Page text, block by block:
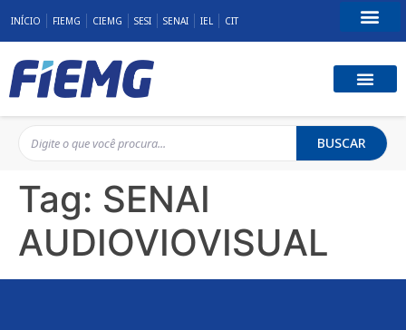
INÍCIO FIEMG CIEMG SESI SENAI IEL CIT
BUSCAR
Tag: SENAI
AUDIOVIOVISUAL